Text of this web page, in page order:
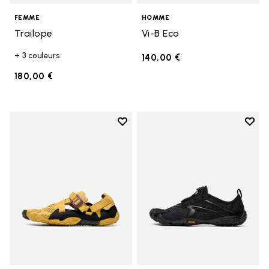
FEMME
Trailope
+ 3 couleurs
180,00 €
HOMME
Vi-B Eco
140,00 €
Add to wishlist
Add